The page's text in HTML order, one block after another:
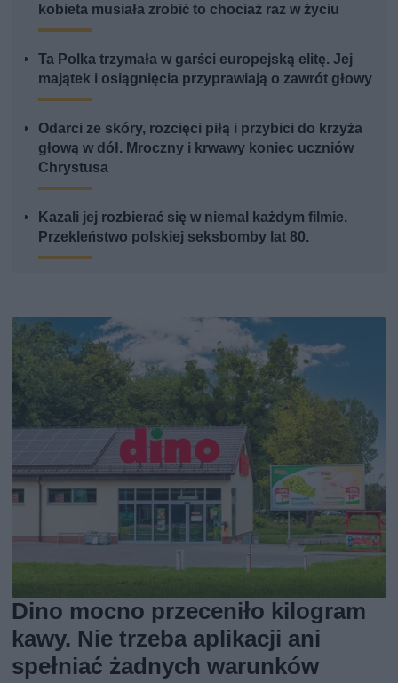
kobieta musiała zrobić to chociaż raz w życiu
Ta Polka trzymała w garści europejską elitę. Jej
majątek i osiągnięcia przyprawiają o zawrót głowy
Odarci ze skóry, rozcięci piłą i przybici do krzyża
głową w dół. Mroczny i krwawy koniec uczniów
Chrystusa
Kazali jej rozbierać się w niemal każdym filmie.
Przekleństwo polskiej seksbomby lat 80.
Dino mocno przeceniło kilogram
kawy. Nie trzeba aplikacji ani
spełniać żadnych warunków